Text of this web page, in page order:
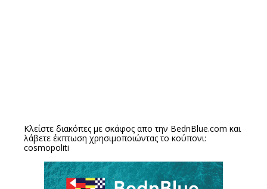
Κλείστε διακόπες με σκάφος απο την BednBlue.com και
λάβετε έκπτωση χρησιμοποιώντας το κούπονι:
cosmopoliti